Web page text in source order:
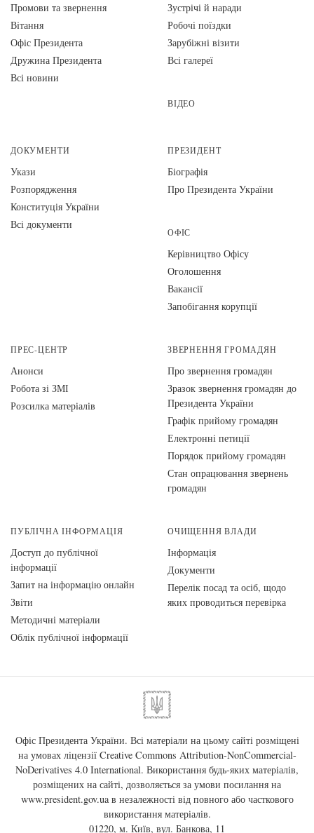
Промови та звернення
Вiтання
Офіс Президента
Дружина Президента
Всі новини
Зустрічі й наради
Робочі поїздки
Зарубіжні візити
Всі галереї
ВІДЕО
ДОКУМЕНТИ
Укази
Розпорядження
Конституція України
Всі документи
ПРЕЗИДЕНТ
Біографія
Про Президента України
ОФІС
Керівництво Офісу
Оголошення
Вакансії
Запобігання корупції
ПРЕС-ЦЕНТР
Анонси
Робота зі ЗМІ
Розсилка матеріалів
ЗВЕРНЕННЯ ГРОМАДЯН
Про звернення громадян
Зразок звернення громадян до
Президента України
Графік прийому громадян
Електронні петиції
Порядок прийому громадян
Стан опрацювання звернень
громадян
ПУБЛІЧНА ІНФОРМАЦІЯ
Доступ до публічної
інформації
Запит на інформацію онлайн
Звіти
Методичні матеріали
Облік публічної інформації
ОЧИЩЕННЯ ВЛАДИ
Інформація
Документи
Перелік посад та осіб, щодо
яких проводиться перевірка
Офіс Президента України. Всі матеріали на цьому сайті розміщені
на умовах ліцензії Creative Commons Attribution-NonCommercial-
NoDerivatives 4.0 International. Використання будь-яких матеріалів,
розміщених на сайті, дозволяється за умови посилання на
www.president.gov.uaв незалежності від повного або часткового
використання матеріалів.
01220, м. Київ, вул. Банкова, 11